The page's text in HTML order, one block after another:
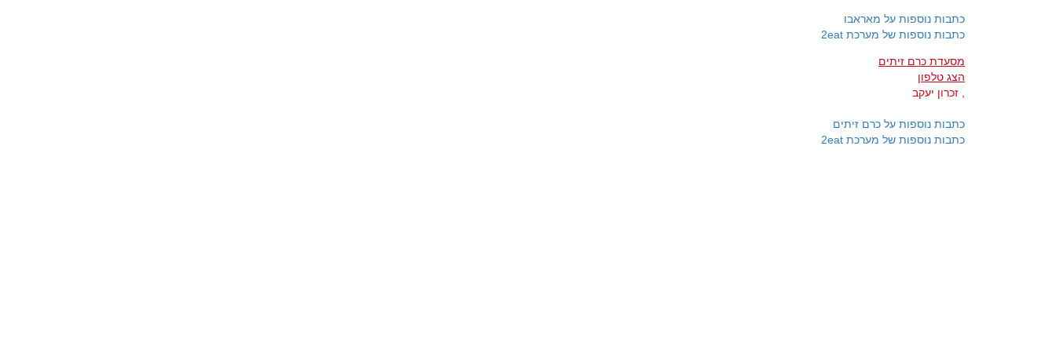
כתבות נוספות על מאראבו
כתבות נוספות של מערכת 2eat
מסעדת כרם זיתים
הצג טלפון
, זכרון יעקב
כתבות נוספות על כרם זיתים
כתבות נוספות של מערכת 2eat